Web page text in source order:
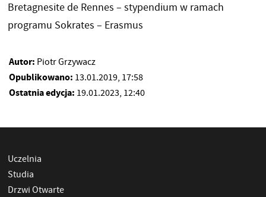
Bretagnesite de Rennes – stypendium w ramach
programu Sokrates – Erasmus
Autor: Piotr Grzywacz
Opublikowano: 13.01.2019, 17:58
Ostatnia edycja: 19.01.2023, 12:40
Uczelnia
Studia
Drzwi Otwarte